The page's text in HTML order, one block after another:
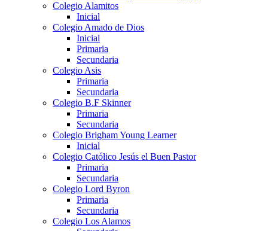
Colegio Alamitos
Inicial
Colegio Amado de Dios
Inicial
Primaria
Secundaria
Colegio Asis
Primaria
Secundaria
Colegio B.F Skinner
Primaria
Secundaria
Colegio Brigham Young Learner
Inicial
Colegio Católico Jesús el Buen Pastor
Primaria
Secundaria
Colegio Lord Byron
Primaria
Secundaria
Colegio Los Alamos